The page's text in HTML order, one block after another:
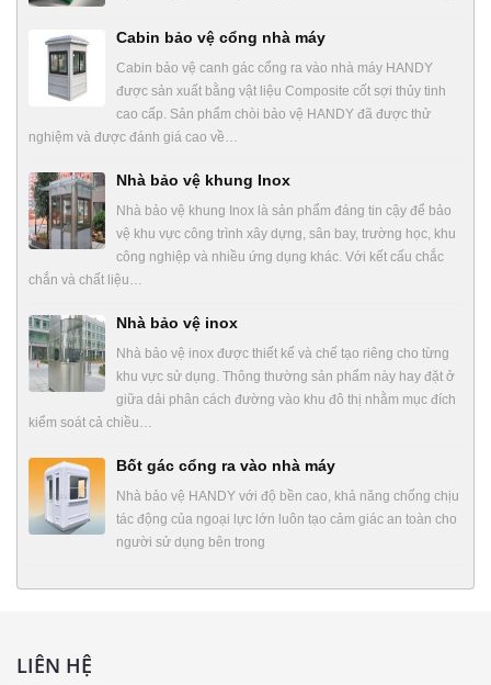
Cabin bảo vệ cổng nhà máy
Cabin bảo vệ canh gác cổng ra vào nhà máy HANDY
được sản xuất bằng vật liệu Composite cốt sợi thủy tinh
cao cấp. Sản phẩm chòi bảo vệ HANDY đã được thử
nghiệm và được đánh giá cao về…
Nhà bảo vệ khung Inox
Nhà bảo vệ khung Inox là sản phẩm đáng tin cậy để bảo
vệ khu vực công trình xây dựng, sân bay, trường học, khu
công nghiệp và nhiều ứng dụng khác. Với kết cấu chắc
chắn và chất liệu…
Nhà bảo vệ inox
Nhà bảo vệ inox được thiết kế và chế tạo riêng cho từng
khu vực sử dụng. Thông thường sản phẩm này hay đặt ở
giữa dải phân cách đường vào khu đô thị nhằm mục đích
kiểm soát cả chiều…
Bốt gác cổng ra vào nhà máy
Nhà bảo vệ HANDY với độ bền cao, khả năng chống chịu
tác động của ngoại lực lớn luôn tạo cảm giác an toàn cho
người sử dụng bên trong
LIÊN HỆ